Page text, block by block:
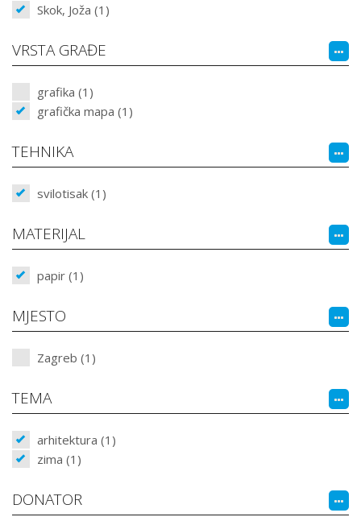
Skok, Joža (1)
VRSTA GRAĐE
grafika (1)
grafička mapa (1)
TEHNIKA
svilotisak (1)
MATERIJAL
papir (1)
MJESTO
Zagreb (1)
TEMA
arhitektura (1)
zima (1)
DONATOR